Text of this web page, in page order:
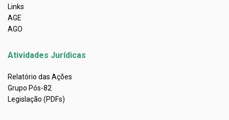
Links
AGE
AGO
Atividades Jurídicas
Relatório das Ações
Grupo Pós-82
Legislação (PDFs)